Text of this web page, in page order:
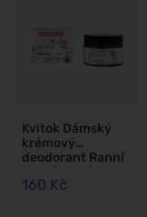
Kvitok Dámský
krémový
deodorant Ranní
rosa (30 ml) -
nezanechává
160 Kč